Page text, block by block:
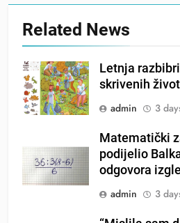
Related News
Letnja
skrivenih
admin
3
Matematički
podijelio
odgovora
admin
3